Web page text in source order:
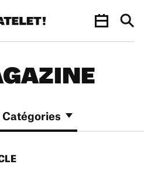
Catégories